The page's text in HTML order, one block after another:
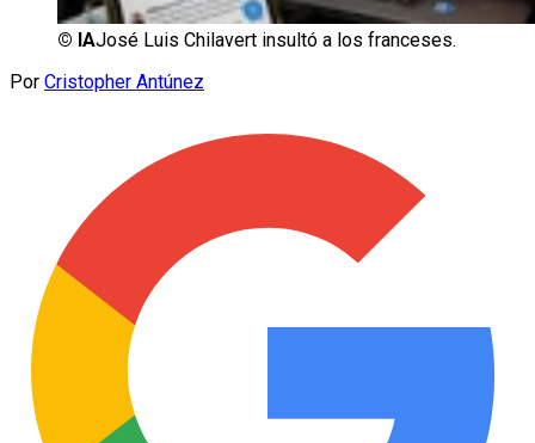
© IAJosé Luis Chilavert insultó a los franceses.
Por Cristopher Antúnez